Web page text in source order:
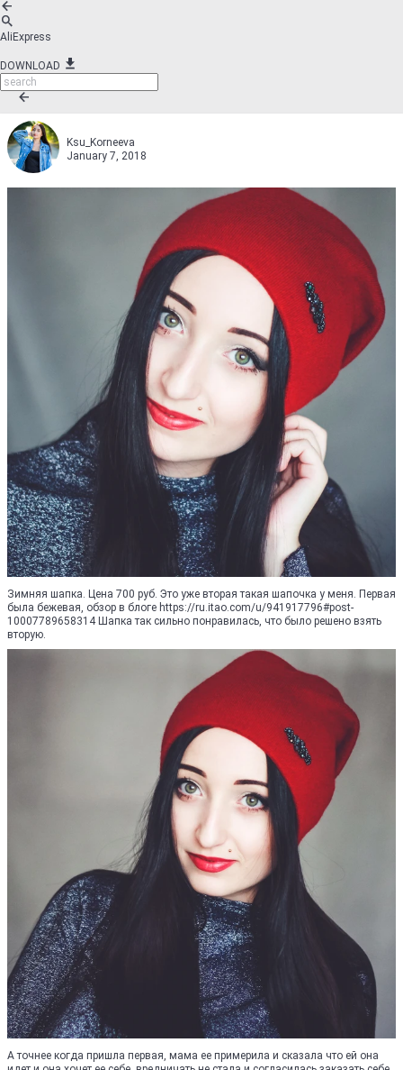
AliExpress
DOWNLOAD
Ksu_Korneeva
January 7, 2018
Зимняя шапка. Цена 700 руб. Это уже вторая такая шапочка у меня. Первая
была бежевая, обзор в блоге https://ru.itao.com/u/941917796#post-
10007789658314 Шапка так сильно понравилась, что было решено взять
вторую.
А точнее когда пришла первая, мама ее примерила и сказала что ей она